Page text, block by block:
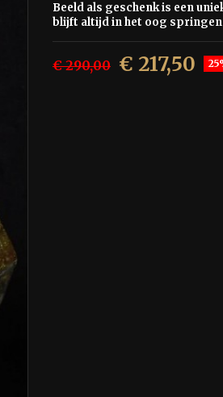
Beeld als geschenk is een
blijft altijd in het oog springen
€ 290,00 € 217,50